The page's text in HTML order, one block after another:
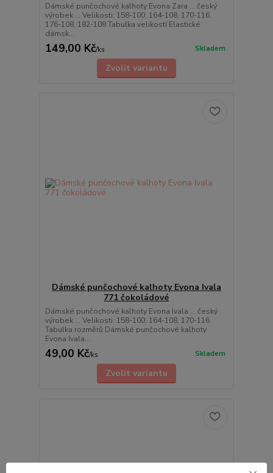
Dámské punčochové kalhoty Evona Zara ... český
výrobek ... Velikosti: 158-100, 164-108, 170-116,
176-108, 182-108 Tabulka velikostí Elastické
dámsk...
149,00 Kč/ks Skladem
Zvolit variantu
Dámské punčochové kalhoty Evona Ivala
771 čokoládové
Dámské punčochové kalhoty Evona Ivala ... český
výrobek ... Velikosti: 158-100, 164-108, 170-116
Tabulka rozměrů Dámské punčochové kalhoty
Evona Ivala...
49,00 Kč/ks Skladem
Zvolit variantu